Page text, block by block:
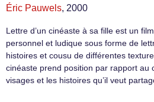
Éric Pauwels, 2000
Lettre d’un cinéaste à sa fille est un
personnel et ludique sous forme de
histoires et cousu de différentes
cinéaste prend position par rapport au
visages et les histoires qu’il veut